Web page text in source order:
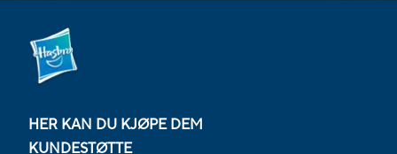
HER KAN DU KJØPE DEM
KUNDESTØTTE